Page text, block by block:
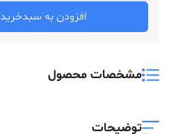
افزودن به سبدخرید
مشخصات محصول
توضیحات